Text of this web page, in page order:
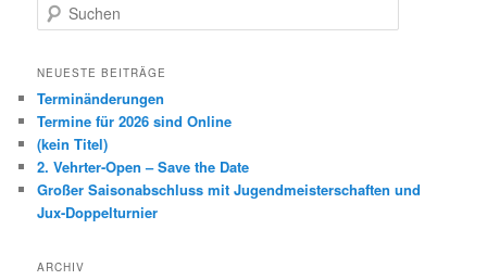
u
h
n
NEUESTE BEITRÄGE
Terminänderungen
Termine für 2026 sind Online
(kein Titel)
2. Vehrter-Open – Save the Date
Großer Saisonabschluss mit Jugendmeisterschaften und
Jux-Doppelturnier
ARCHIV